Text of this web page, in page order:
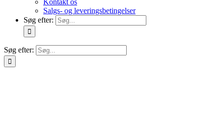
Kontakt os
Salgs- og leveringsbetingelser
Søg efter:
Søg efter: